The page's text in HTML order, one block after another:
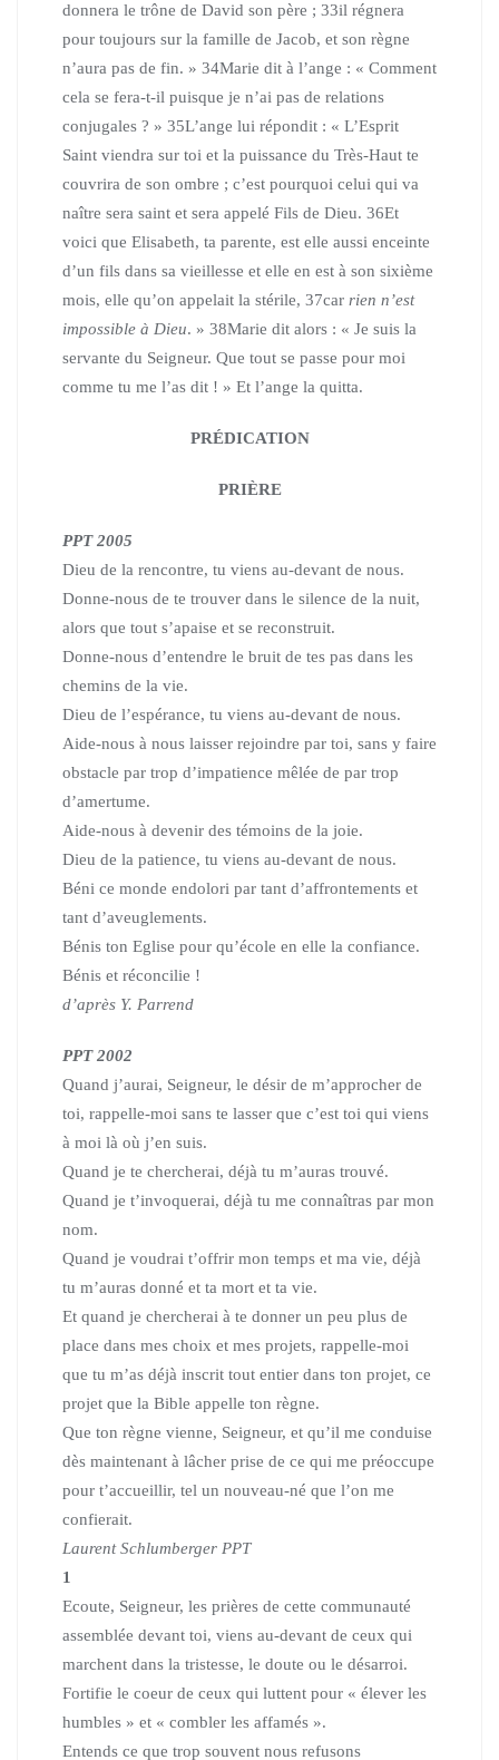
donnera le trône de David son père ; 33il régnera
pour toujours sur la famille de Jacob, et son règne
n’aura pas de fin. » 34Marie dit à l’ange : « Comment
cela se fera-t-il puisque je n’ai pas de relations
conjugales ? » 35L’ange lui répondit : « L’Esprit
Saint viendra sur toi et la puissance du Très-Haut te
couvrira de son ombre ; c’est pourquoi celui qui va
naître sera saint et sera appelé Fils de Dieu. 36Et
voici que Elisabeth, ta parente, est elle aussi enceinte
d’un fils dans sa vieillesse et elle en est à son sixième
mois, elle qu’on appelait la stérile, 37car rien n’est
impossible à Dieu. » 38Marie dit alors : « Je suis la
servante du Seigneur. Que tout se passe pour moi
comme tu me l’as dit ! » Et l’ange la quitta.
PRÉDICATION
PRIÈRE
PPT 2005
Dieu de la rencontre, tu viens au-devant de nous.
Donne-nous de te trouver dans le silence de la nuit,
alors que tout s’apaise et se reconstruit.
Donne-nous d’entendre le bruit de tes pas dans les
chemins de la vie.
Dieu de l’espérance, tu viens au-devant de nous.
Aide-nous à nous laisser rejoindre par toi, sans y faire
obstacle par trop d’impatience mêlée de par trop
d’amertume.
Aide-nous à devenir des témoins de la joie.
Dieu de la patience, tu viens au-devant de nous.
Béni ce monde endolori par tant d’affrontements et
tant d’aveuglements.
Bénis ton Eglise pour qu’école en elle la confiance.
Bénis et réconcilie !
d’après Y. Parrend
PPT 2002
Quand j’aurai, Seigneur, le désir de m’approcher de
toi, rappelle-moi sans te lasser que c’est toi qui viens
à moi là où j’en suis.
Quand je te chercherai, déjà tu m’auras trouvé.
Quand je t’invoquerai, déjà tu me connaîtras par mon
nom.
Quand je voudrai t’offrir mon temps et ma vie, déjà
tu m’auras donné et ta mort et ta vie.
Et quand je chercherai à te donner un peu plus de
place dans mes choix et mes projets, rappelle-moi
que tu m’as déjà inscrit tout entier dans ton projet, ce
projet que la Bible appelle ton règne.
Que ton règne vienne, Seigneur, et qu’il me conduise
dès maintenant à lâcher prise de ce qui me préoccupe
pour t’accueillir, tel un nouveau-né que l’on me
confierait.
Laurent Schlumberger PPT
1
Ecoute, Seigneur, les prières de cette communauté
assemblée devant toi, viens au-devant de ceux qui
marchent dans la tristesse, le doute ou le désarroi.
Fortifie le coeur de ceux qui luttent pour « élever les
humbles » et « combler les affamés ».
Entends ce que trop souvent nous refusons